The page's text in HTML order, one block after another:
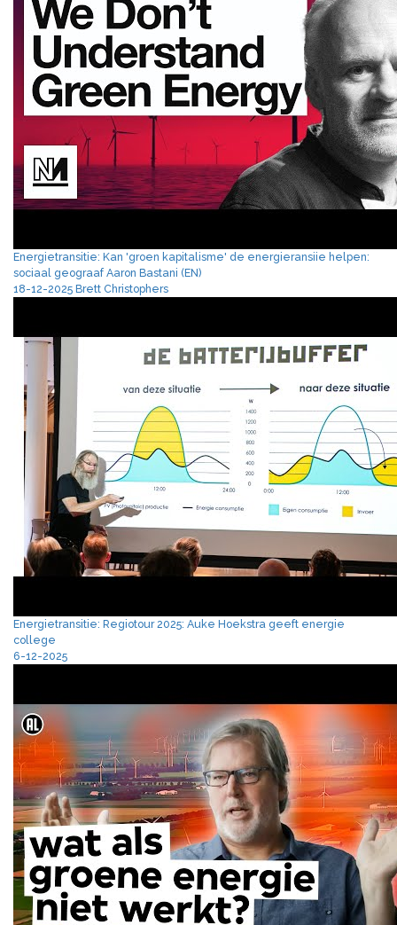
Energietransitie: Kan 'groen kapitalisme' de energieransiie helpen:
sociaal geograaf Aaron Bastani (EN)
18-12-2025 Brett Christophers
Energietransitie: Regiotour 2025: Auke Hoekstra geeft energie
college
6-12-2025